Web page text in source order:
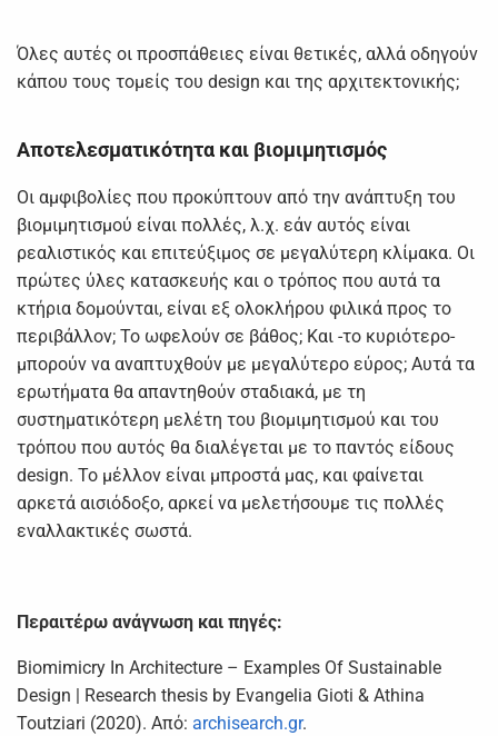
Όλες αυτές οι προσπάθειες είναι θετικές, αλλά οδηγούν
κάπου τους τομείς του design και της αρχιτεκτονικής;
Αποτελεσματικότητα και βιομιμητισμός
Οι αμφιβολίες που προκύπτουν από την ανάπτυξη του
βιομιμητισμού είναι πολλές, λ.χ. εάν αυτός είναι
ρεαλιστικός και επιτεύξιμος σε μεγαλύτερη κλίμακα. Οι
πρώτες ύλες κατασκευής και ο τρόπος που αυτά τα
κτήρια δομούνται, είναι εξ ολοκλήρου φιλικά προς το
περιβάλλον; Το ωφελούν σε βάθος; Και -το κυριότερο-
μπορούν να αναπτυχθούν με μεγαλύτερο εύρος; Αυτά τα
ερωτήματα θα απαντηθούν σταδιακά, με τη
συστηματικότερη μελέτη του βιομιμητισμού και του
τρόπου που αυτός θα διαλέγεται με το παντός είδους
design. Το μέλλον είναι μπροστά μας, και φαίνεται
αρκετά αισιόδοξο, αρκεί να μελετήσουμε τις πολλές
εναλλακτικές σωστά.
Περαιτέρω ανάγνωση και πηγές:
Biomimicry In Architecture – Examples Of Sustainable
Design | Research thesis by Evangelia Gioti & Athina
Toutziari (2020). Από: archisearch.gr.